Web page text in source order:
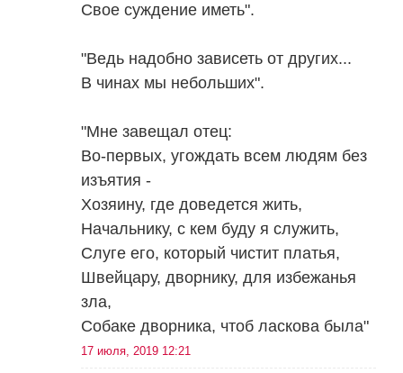
Свое суждение иметь".
"Ведь надобно зависеть от других...
В чинах мы небольших".
"Мне завещал отец:
Во-первых, угождать всем людям без
изъятия -
Хозяину, где доведется жить,
Начальнику, с кем буду я служить,
Слуге его, который чистит платья,
Швейцару, дворнику, для избежанья
зла,
Собаке дворника, чтоб ласкова была"
17 июля, 2019 12:21